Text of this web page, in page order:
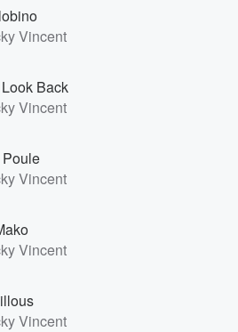
Vincent
Back
Vincent
Vincent
Vincent
Vincent